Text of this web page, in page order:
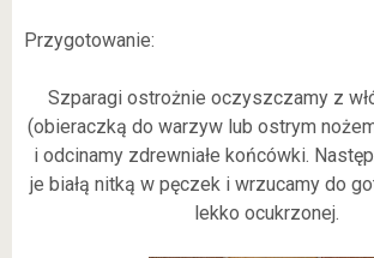
Przygotowanie:
Szparagi ostrożnie oczyszczamy z
(obieraczką do warzyw lub ostrym
i odcinamy zdrewniałe końcówki.
je białą nitką w pęczek i wrzucamy do
lekko ocukrzonej.